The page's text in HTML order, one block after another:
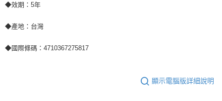
◆效期：5年
◆產地：台灣
◆國際條碼：4710367275817
顯示電腦版詳細說明